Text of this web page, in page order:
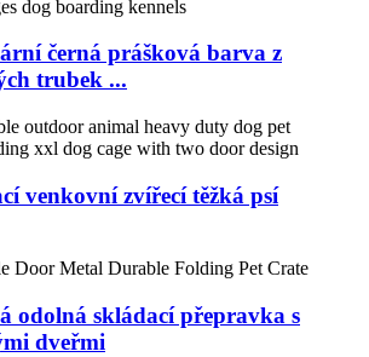
černá prášková barva z
trubek ...
venkovní zvířecí těžká psí
odolná skládací přepravka s
dveřmi